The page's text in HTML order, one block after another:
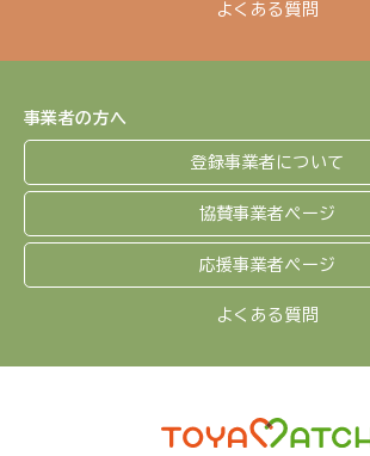
よくある質問
事業者の方へ
登録事業者について
協賛事業者ページ
応援事業者ページ
よくある質問